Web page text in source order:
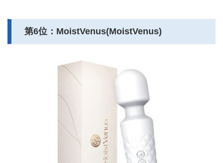
第6位：MoistVenus(MoistVenus)